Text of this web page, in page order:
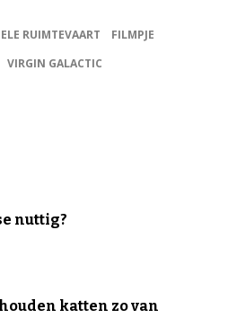
RUIMTEVAART
FILMPJE
VIRGIN GALACTIC
nuttig?
katten zo van